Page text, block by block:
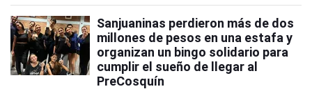
Sanjuaninas perdieron más de dos
millones de pesos en una estafa y
organizan un bingo solidario para
cumplir el sueño de llegar al
PreCosquín